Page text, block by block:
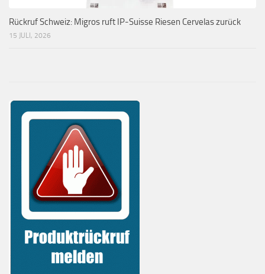
Rückruf Schweiz: Migros ruft IP-Suisse Riesen Cervelas zurück
15 JULI, 2026